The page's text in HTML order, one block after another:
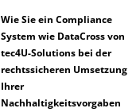
Wie Sie ein Compliance
System wie DataCross von
tec4U-Solutions bei der
rechtssicheren Umsetzung
Ihrer
Nachhaltigkeitsvorgaben